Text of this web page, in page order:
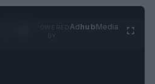
AdhubMedia